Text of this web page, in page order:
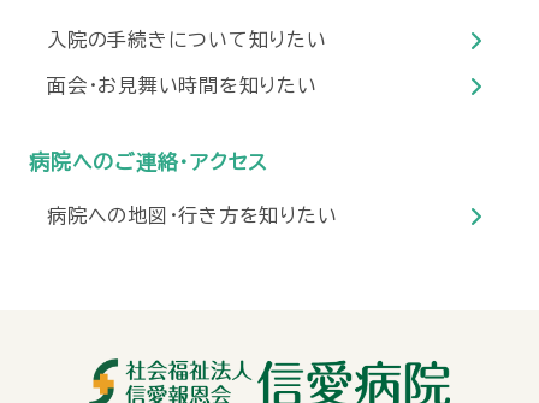
入院の手続きについて知りたい
面会・お見舞い時間を知りたい
病院へのご連絡・アクセス
病院への地図・行き方を知りたい